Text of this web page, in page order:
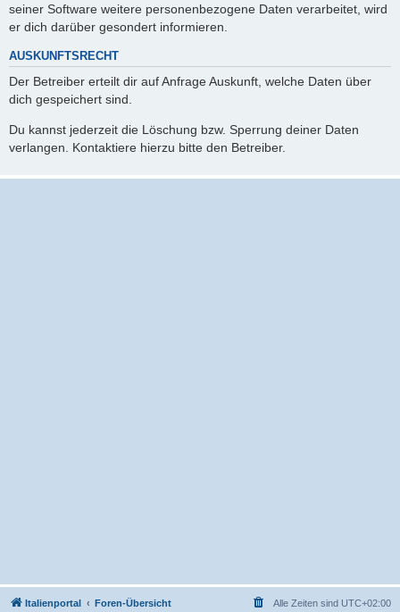
seiner Software weitere personenbezogene Daten verarbeitet, wird
er dich darüber gesondert informieren.
AUSKUNFTSRECHT
Der Betreiber erteilt dir auf Anfrage Auskunft, welche Daten über
dich gespeichert sind.
Du kannst jederzeit die Löschung bzw. Sperrung deiner Daten
verlangen. Kontaktiere hierzu bitte den Betreiber.
Italienportal Foren-Übersicht Alle Zeiten sind UTC+02:00